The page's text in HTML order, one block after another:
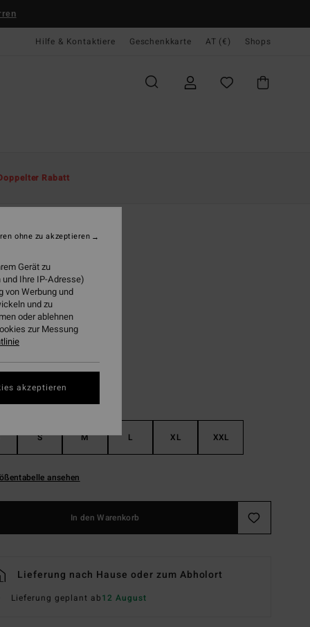
Hilfe & Kontaktiere Geschenkkarte AT (€) Shops
Rabatt
Beige T-Shirt
Oatmeal
S M L XL XXL
ansehen
In den Warenkorb
Lieferung nach Hause oder zum Abholort
Lieferung geplant ab12 August
Gerät zu
Ihre IP-Adresse)
von Werbung und
und zu
oder ablehnen
zur Messung
ohne zu akzeptieren
akzeptieren